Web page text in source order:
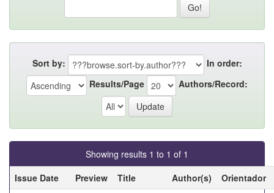
Sort by:
In order:
Results/Page
Authors/Record:
Showing results 1 to 1 of 1
Issue Date
Preview Title Author(s)
Orientador